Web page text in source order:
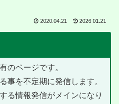
2020.04.21 2026.01.21
のページです。
事を不定期に発信します。
る情報発信がメインになり